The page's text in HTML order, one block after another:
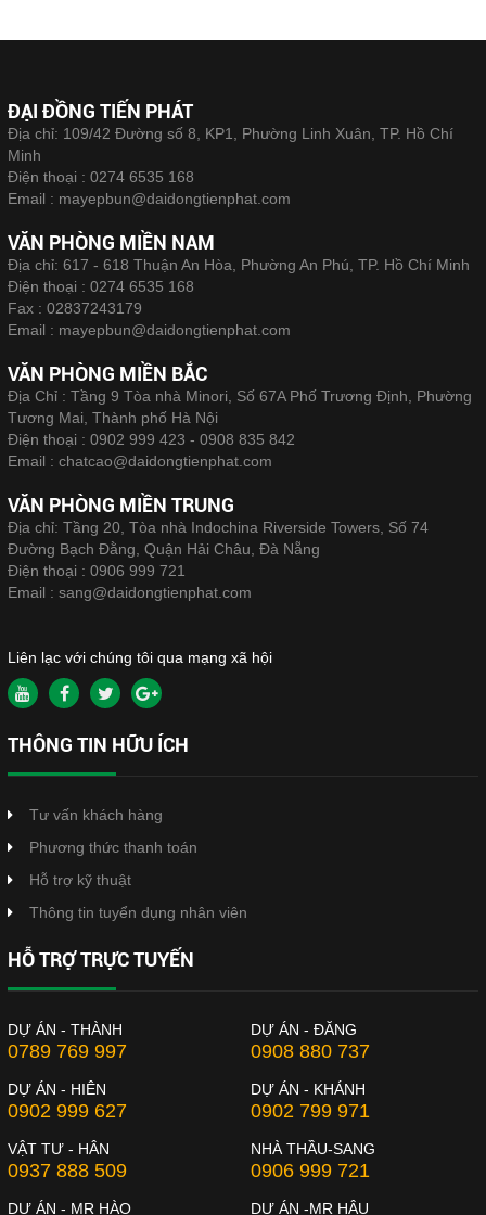
ĐẠI ĐỒNG TIẾN PHÁT
Địa chỉ: 109/42 Đường số 8, KP1, Phường Linh Xuân, TP. Hồ Chí
Minh
Điện thoại : 0274 6535 168
Email : mayepbun@daidongtienphat.com
VĂN PHÒNG MIỀN NAM
Địa chỉ: 617 - 618 Thuận An Hòa, Phường An Phú, TP. Hồ Chí Minh
Điện thoại : 0274 6535 168
Fax : 02837243179
Email : mayepbun@daidongtienphat.com
VĂN PHÒNG MIỀN BẮC
Địa Chỉ : Tầng 9 Tòa nhà Minori, Số 67A Phố Trương Định, Phường
Tương Mai, Thành phố Hà Nội
Điện thoại : 0902 999 423 - 0908 835 842
Email : chatcao@daidongtienphat.com
VĂN PHÒNG MIỀN TRUNG
Địa chỉ: Tầng 20, Tòa nhà Indochina Riverside Towers, Số 74
Đường Bạch Đằng, Quận Hải Châu, Đà Nẵng
Điện thoại : 0906 999 721
Email : sang@daidongtienphat.com
Liên lạc với chúng tôi qua mạng xã hội
THÔNG TIN HỮU ÍCH
Tư vấn khách hàng
Phương thức thanh toán
Hỗ trợ kỹ thuật
Thông tin tuyển dụng nhân viên
HỖ TRỢ TRỰC TUYẾN
DỰ ÁN - THÀNH
0789 769 997
DỰ ÁN - ĐĂNG
0908 880 737
DỰ ÁN - HIÊN
0902 999 627
DỰ ÁN - KHÁNH
0902 799 971
VẬT TƯ - HÂN
0937 888 509
NHÀ THẦU-SANG
0906 999 721
DỰ ÁN - MR HÀO DỰ ÁN -MR HẬU